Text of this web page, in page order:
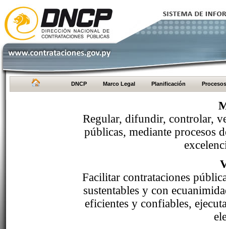
DNCP Marco Legal Planificación Procesos
Regular, difundir, controlar,
públicas, mediante procesos
Facilitar contrataciones
sustentables y con
eficientes y confiables,